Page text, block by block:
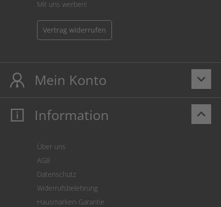
Mit uns werben!
Vertrag widerrufen
keyboard_arrow_down
Mein Konto
Mein Konto
keyboard_arrow_up
Information
Über uns
AGB
Datenschutz
Widerrufsbelehrung
Hausmarken-Garantie